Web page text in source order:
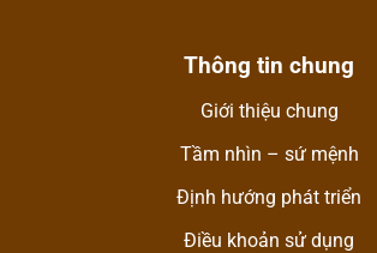
Thông tin chung
Giới thiệu chung
Tầm nhìn – sứ mệnh
Định hướng phát triển
Điều khoản sử dụng